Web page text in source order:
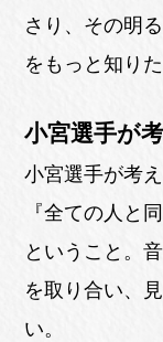
さり、その明
をもっと知り
小宮選手が
小宮選手が考
『全ての人と
ということ。
を取り合い、
い。